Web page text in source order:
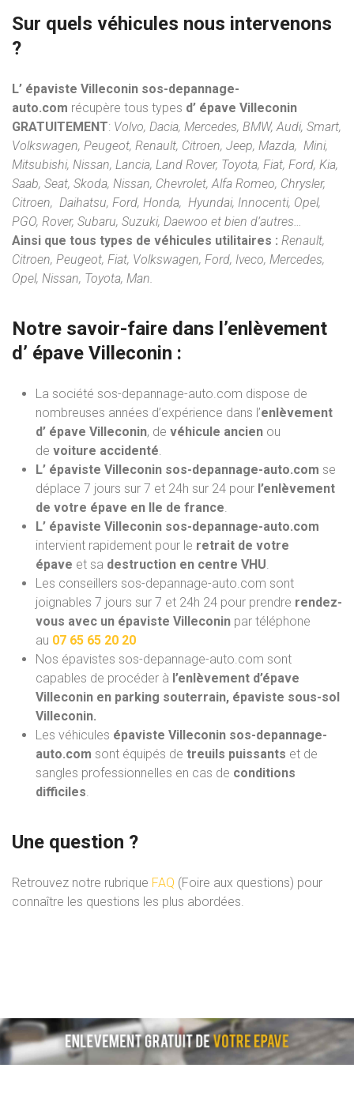
Sur quels véhicules nous intervenons
?
L’ épaviste Villeconin sos-depannage-
auto.com récupère tous types d’ épave Villeconin
GRATUITEMENT: Volvo, Dacia, Mercedes, BMW, Audi, Smart,
Volkswagen, Peugeot, Renault, Citroen, Jeep, Mazda, Mini,
Mitsubishi, Nissan, Lancia, Land Rover, Toyota, Fiat, Ford, Kia,
Saab, Seat, Skoda, Nissan, Chevrolet, Alfa Romeo, Chrysler,
Citroen, Daihatsu, Ford, Honda, Hyundai, Innocenti, Opel,
PGO, Rover, Subaru, Suzuki, Daewoo et bien d’autres…
Ainsi que tous types de véhicules utilitaires : Renault,
Citroen, Peugeot, Fiat, Volkswagen, Ford, Iveco, Mercedes,
Opel, Nissan, Toyota, Man.
Notre savoir-faire dans l’enlèvement
d’ épave Villeconin :
La société sos-depannage-auto.com dispose de
nombreuses années d’expérience dans l’enlèvement
d’ épave Villeconin, de véhicule ancien ou
de voiture accidenté.
L’ épaviste Villeconin sos-depannage-auto.com se
déplace 7 jours sur 7 et 24h sur 24 pour l’enlèvement
de votre épave en Ile de france.
L’ épaviste Villeconin sos-depannage-auto.com
intervient rapidement pour le retrait de votre
épave et sa destruction en centre VHU.
Les conseillers sos-depannage-auto.com sont
joignables 7 jours sur 7 et 24h 24 pour prendre rendez-
vous avec un épaviste Villeconin par téléphone
au 07 65 65 20 20
Nos épavistes sos-depannage-auto.com sont
capables de procéder à l’enlèvement d’épave
Villeconin en parking souterrain, épaviste sous-sol
Villeconin.
Les véhicules épaviste Villeconin sos-depannage-
auto.com sont équipés de treuils puissants et de
sangles professionnelles en cas de conditions
difficiles.
Une question ?
Retrouvez notre rubrique FAQ (Foire aux questions) pour
connaître les questions les plus abordées.